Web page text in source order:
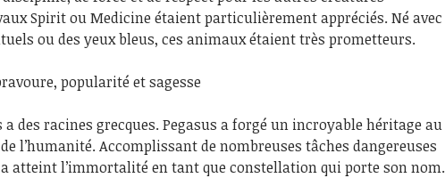
Spirit ou Medicine étaient particulièrement appréciés. Né avec
ou des yeux bleus, ces animaux étaient très prometteurs.
popularité et sagesse
a des racines grecques. Pegasus a forgé un incroyable héritage au
l’humanité. Accomplissant de nombreuses tâches dangereuses
a atteint l’immortalité en tant que constellation qui porte son nom.